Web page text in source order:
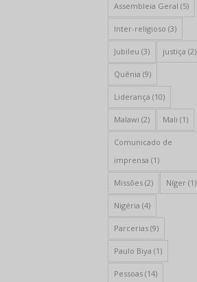
Assembleia Geral (5)
Inter-religioso (3)
Jubileu (3) justiça (2)
Quênia (9)
Liderança (10)
Malawi (2) Mali (1)
Comunicado de
imprensa (1)
Missões (2) Níger (1)
Nigéria (4)
Parcerias (9)
Paulo Biya (1)
Pessoas (14)